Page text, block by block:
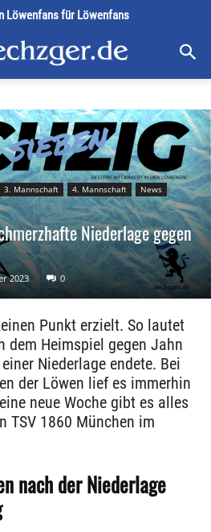
Löwenfans für Löwenfans
3. Mannschaft 4. Mannschaft
News
Niederlage gegen
2023 0
Punkt erzielt. So lautet
dem Heimspiel gegen Jahn
Niederlage endete. Bei
der Löwen lief es immerhin
neue Woche gibt es alles
TSV 1860 München im
nach der Niederlage